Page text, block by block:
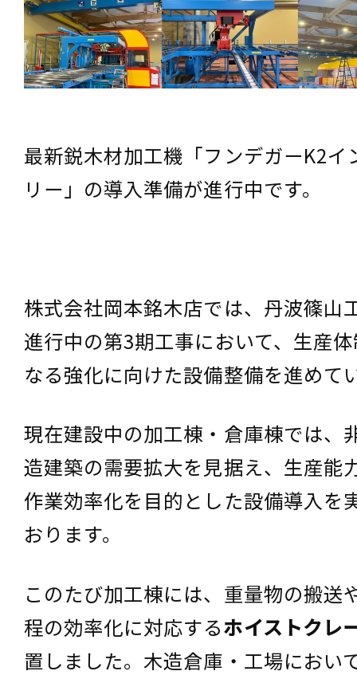
最新鋭木材加工機「フンデガーK2イ
リー」の導入準備が進行中です。
株式会社岡本銘木店では、丹波篠山
進行中の第3期工事において、生産
なる強化に向けた設備整備を進めて
現在建設中の加工棟・倉庫棟では、
造建築の需要拡大を見据え、生産能
作業効率化を目的とした設備導入を
おります。
このたび加工棟には、重量物の搬送
程の効率化に対応するホイストクレ
置しました。木造倉庫・工場におい